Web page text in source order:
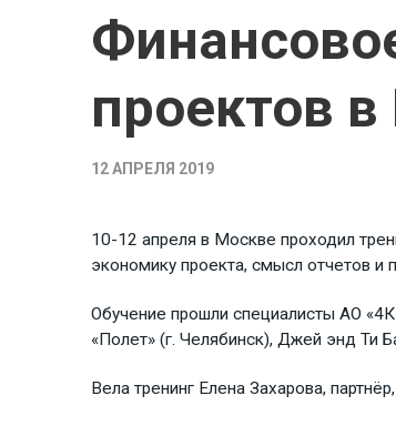
проектов в
12 АПРЕЛЯ 2019
10-12 апреля в Москве проходил
экономику проекта, смысл отчетов и
Обучение прошли специалисты АО
«Полет» (г. Челябинск), Джей энд
Вела тренинг Елена Захарова,